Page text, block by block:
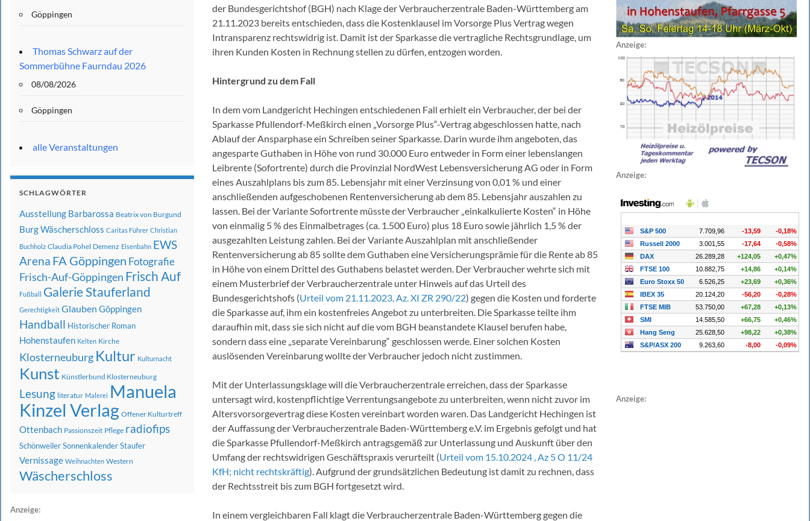
der Bundesgerichtshof (BGH) nach Klage der Verbraucherzentrale Baden-Württemberg am
21.11.2023 bereits entschieden, dass die Kostenklausel im Vorsorge Plus Vertrag wegen
Intransparenz rechtswidrig ist. Damit ist der Sparkasse die vertragliche Rechtsgrundlage, um
ihren Kunden Kosten in Rechnung stellen zu dürfen, entzogen worden.
Hintergrund zu dem Fall
In dem vom Landgericht Hechingen entschiedenen Fall erhielt ein Verbraucher, der bei der
Sparkasse Pfullendorf-Meßkirch einen „Vorsorge Plus“-Vertrag abgeschlossen hatte, nach
Ablauf der Ansparphase ein Schreiben seiner Sparkasse. Darin wurde ihm angeboten, das
angesparte Guthaben in Höhe von rund 30.000 Euro entweder in Form einer lebenslangen
Leibrente (Sofortrente) durch die Provinzial NordWest Lebensversicherung AG oder in Form
eines Auszahlplans bis zum 85. Lebensjahr mit einer Verzinsung von 0,01 % und einer
anschließenden aufgeschobenen Rentenversicherung ab dem 85. Lebensjahr auszahlen zu
lassen. Bei der Variante Sofortrente müsste der Verbraucher „einkalkulierte Kosten“ in Höhe
von einmalig 5 % des Einmalbetrages (ca. 1.500 Euro) plus 18 Euro sowie jährlich 1,5 % der
ausgezahlten Leistung zahlen. Bei der Variante Auszahlplan mit anschließender
Rentenversicherung ab 85 sollte dem Guthaben eine Versicherungsprämie für die Rente ab 85
in Höhe von einem Drittel des Guthabens belastet werden. Der Verbraucher wehrte sich mit
einem Musterbrief der Verbraucherzentrale unter Hinweis auf das Urteil des
Bundesgerichtshofs (Urteil vom 21.11.2023, Az. XI ZR 290/22) gegen die Kosten und forderte
die Sparkasse auf, ihm ein kostenfreies Angebot zu unterbreiten. Die Sparkasse teilte ihm
daraufhin mit, dass sie sich nicht auf die vom BGH beanstandete Klausel berufen habe,
sondern dass eine „separate Vereinbarung“ geschlossen werde. Einer solchen Kosten
auslösenden Vereinbarung wollte der Verbraucher jedoch nicht zustimmen.
Mit der Unterlassungsklage will die Verbraucherzentrale erreichen, dass der Sparkasse
untersagt wird, kostenpflichtige Verrentungsangebote zu unterbreiten, wenn nicht zuvor im
Altersvorsorgevertrag diese Kosten vereinbart worden waren. Das Landgericht Hechingen ist
der Auffassung der Verbraucherzentrale Baden-Württemberg e.V. im Ergebnis gefolgt und hat
die Sparkasse Pfullendorf-Meßkirch antragsgemäß zur Unterlassung und Auskunft über den
Umfang der rechtswidrigen Geschäftspraxis verurteilt (Urteil vom 15.10.2024 , Az 5 O 11/24
KfH; nicht rechtskräftig). Aufgrund der grundsätzlichen Bedeutung ist damit zu rechnen, dass
der Rechtsstreit bis zum BGH fortgesetzt wird.
In einem vergleichbaren Fall klagt die Verbraucherzentrale Baden-Württemberg gegen die
Göppingen
Thomas Schwarz auf der
Sommerbühne Faurndau 2026
08/08/2026
Göppingen
alle Veranstaltungen
SCHLAGWÖRTER
Ausstellung Barbarossa Beatrix von Burgund
Burg Wäscherschloss Caritas Führer Christian
Buchholz Claudia Pohel Demenz Eisenbahn EWS
Arena FA Göppingen Fotografie
Frisch-Auf-Göppingen Frisch Auf
Fußball Galerie Stauferland
Gerechtigkeit Glauben Göppingen
Handball Historischer Roman
Hohenstaufen Kelten Kirche
Klosterneuburg Kultur Kulturnacht
Kunst Künstlerbund Klosterneuburg
Lesung literatur Malerei Manuela
Kinzel Verlag Offener Kulturtreff
Ottenbach Passionszeit Pflege radiofips
SchönweilerSonnenkalenderStaufer
Vernissage Weihnachten Western
Wäscherschloss
Anzeige:
Anzeige:
Anzeige:
Anzeige: